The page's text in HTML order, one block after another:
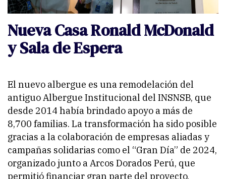
Nueva Casa Ronald McDonald
y Sala de Espera
El nuevo albergue es una remodelación del
antiguo Albergue Institucional del INSNSB, que
desde 2014 había brindado apoyo a más de
8,700 familias. La transformación ha sido posible
gracias a la colaboración de empresas aliadas y
campañas solidarias como el “Gran Día” de 2024,
organizado junto a Arcos Dorados Perú, que
permitió financiar gran parte del proyecto.